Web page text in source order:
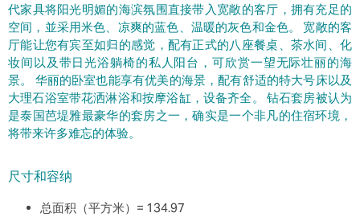
代家具将阳光明媚的海滨氛围直接带入宽敞的客厅，拥有充足的
空间，並采用米色、凉爽的蓝色、温暖的灰色和金色。 宽敞的客
厅能让您有宾至如归的感觉，配有正式的八座餐桌、茶水间、化
妆间以及带日光浴躺椅的私人阳台，可欣赏一望无际壮丽的海
景。 华丽的卧室也能享有优美的海景，配有舒适的特大号床以及
大理石浴室带花洒淋浴和按摩浴缸，设备齐全。 钻石套房被认为
是泰国芭堤雅最豪华的套房之一，确实是一个非凡的住宿环境，
将带来许多难忘的体验。
尺寸和容纳
总面积（平方米）= 134.97